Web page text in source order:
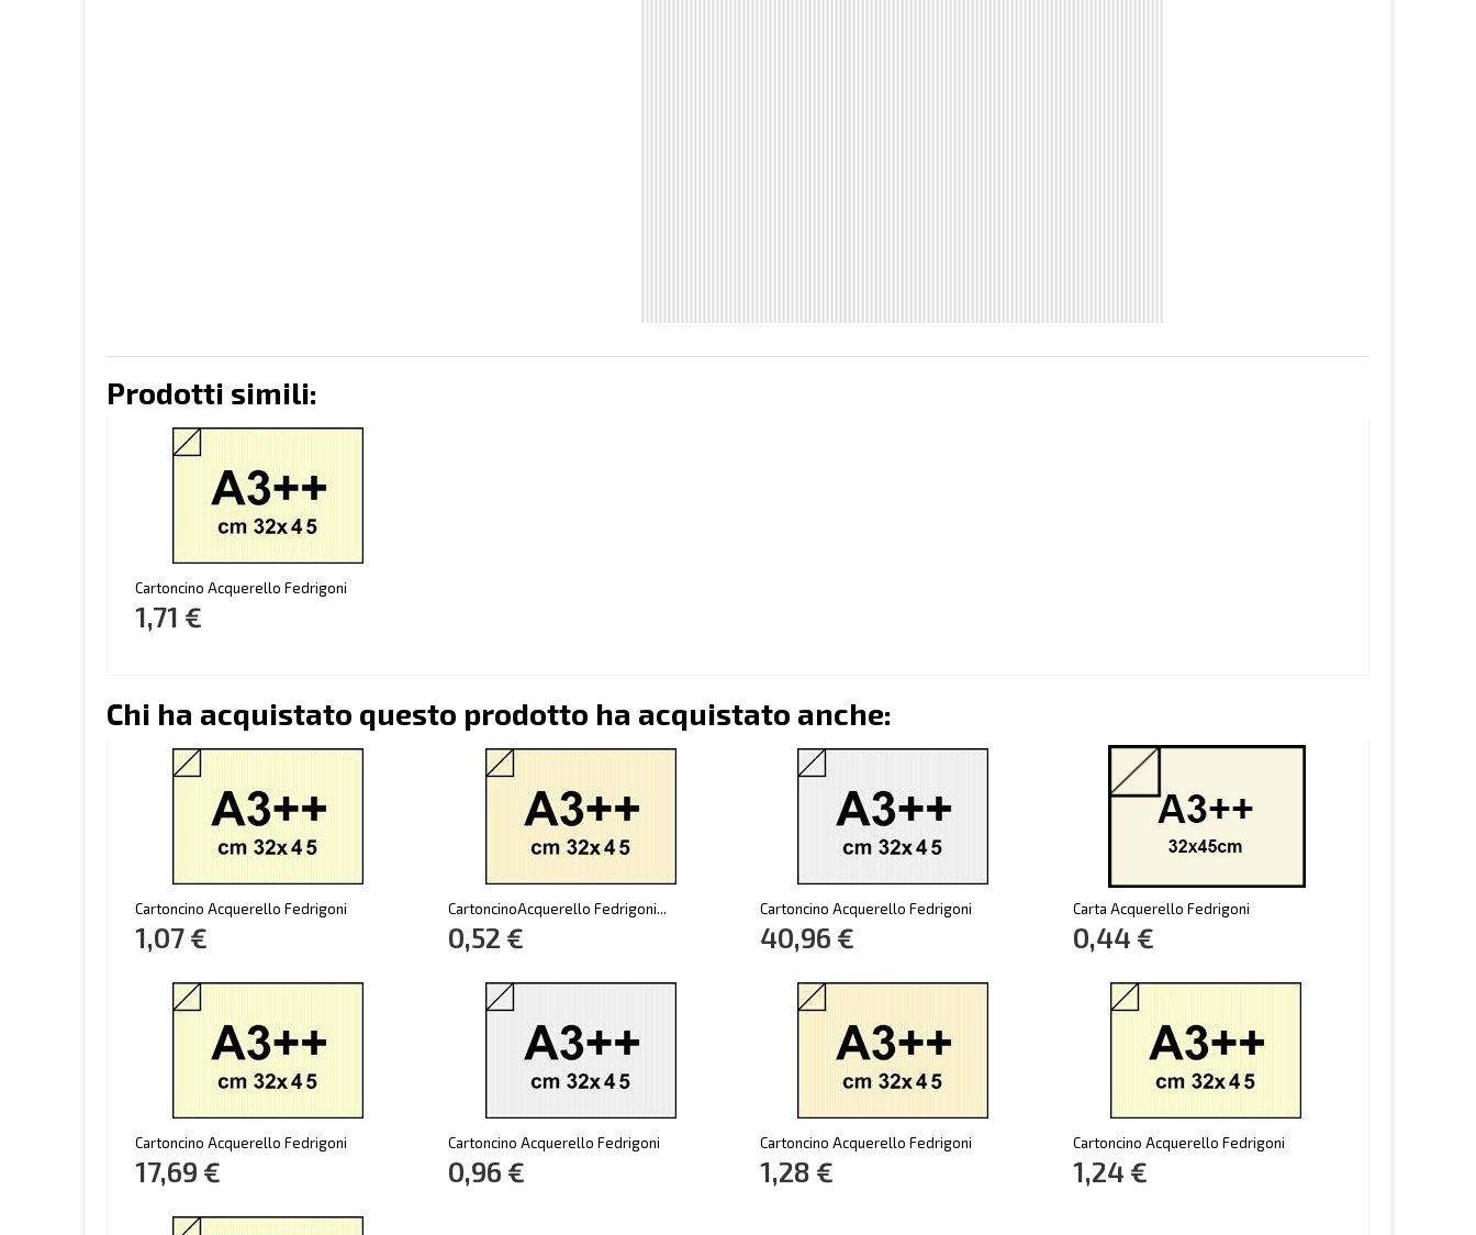
Prodotti simili:
Cartoncino Acquerello Fedrigoni
1,71 €
Chi ha acquistato questo prodotto ha acquistato anche:
Cartoncino Acquerello Fedrigoni
1,07 €
CartoncinoAcquerello Fedrigoni...
0,52 €
Cartoncino Acquerello Fedrigoni
40,96 €
Carta Acquerello Fedrigoni
0,44 €
Cartoncino Acquerello Fedrigoni
17,69 €
Cartoncino Acquerello Fedrigoni
0,96 €
Cartoncino Acquerello Fedrigoni
1,28 €
Cartoncino Acquerello Fedrigoni
1,24 €